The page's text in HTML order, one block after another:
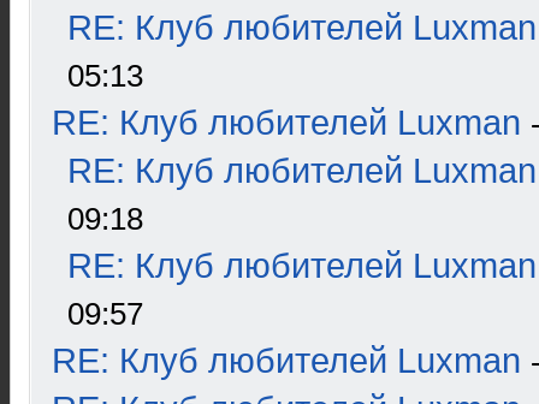
RE: Клуб любителей Luxman
05:13
RE: Клуб любителей Luxman
RE: Клуб любителей Luxman
09:18
RE: Клуб любителей Luxman
09:57
RE: Клуб любителей Luxman